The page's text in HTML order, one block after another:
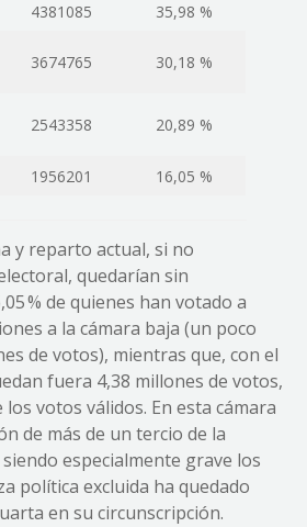
4381085
35,98 %
3674765 30,18 %
2543358 20,89 %
1956201 16,05 %
y reparto actual, si no
quedarían sin
% de quienes han votado a
a la cámara baja (un poco
de votos), mientras que, con el
fuera 4,38 millones de votos,
los votos válidos. En esta cámara
de más de un tercio de la
especialmente grave los
política excluida ha quedado
en su circunscripción.